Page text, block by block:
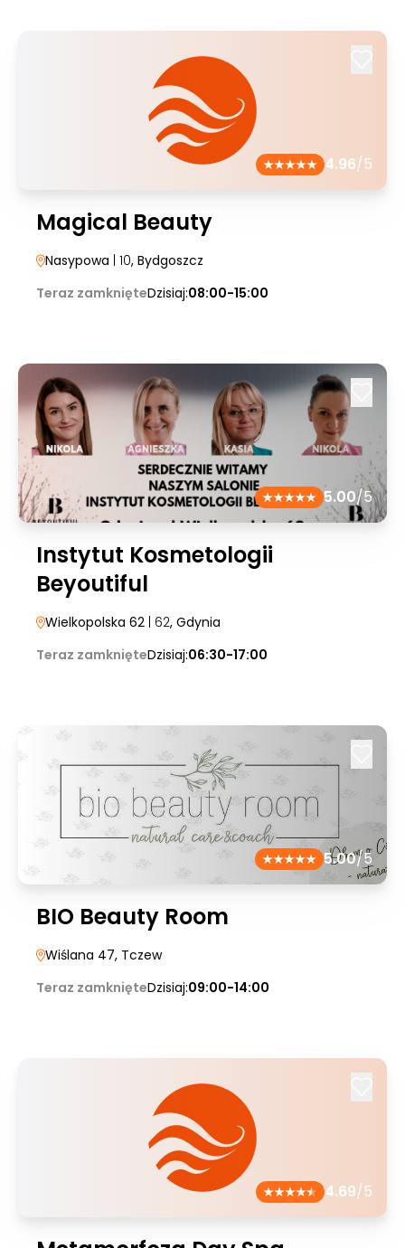
4.96/5
Magical Beauty
Nasypowa | 10, Bydgoszcz
Teraz zamknięteDzisiaj:08:00-15:00
5.00/5
Instytut Kosmetologii
Beyoutiful
Wielkopolska 62 | 62, Gdynia
Teraz zamknięteDzisiaj:06:30-17:00
5.00/5
BIO Beauty Room
Wiślana 47, Tczew
Teraz zamknięteDzisiaj:09:00-14:00
4.69/5